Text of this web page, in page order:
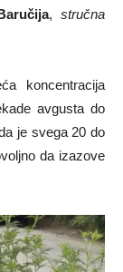
,stručna
koncentracija
avgusta do
je svega 20 do
da izazove